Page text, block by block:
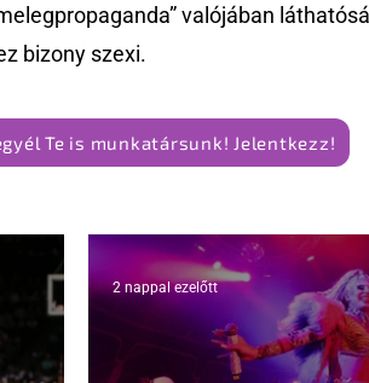
valójában
bizony szexi.
Te is munkatársunk! Jelentkezz!
2 nappal ezelőtt